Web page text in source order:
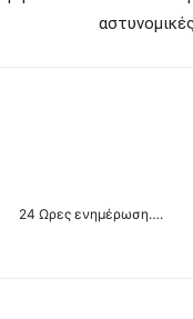
24 Ωρες ενημέρωση….